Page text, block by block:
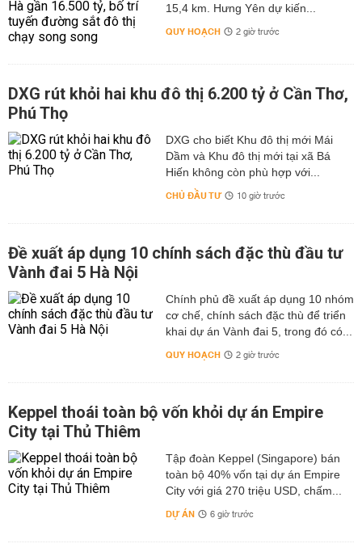
15,4 km. Hưng Yên dự kiến...
QUY HOẠCH 2 giờ trước
DXG rút khỏi hai khu đô thị 6.200 tỷ ở Cần Thơ,
Phú Thọ
DXG cho biết Khu đô thị mới Mái
Dầm và Khu đô thị mới tại xã Bá
Hiến không còn phù hợp với...
CHỦ ĐẦU TƯ 10 giờ trước
Đề xuất áp dụng 10 chính sách đặc thù đầu tư
Vành đai 5 Hà Nội
Chính phủ đề xuất áp dụng 10 nhóm
cơ chế, chính sách đặc thù để triển
khai dự án Vành đai 5, trong đó có...
QUY HOẠCH 2 giờ trước
Keppel thoái toàn bộ vốn khỏi dự án Empire
City tại Thủ Thiêm
Tập đoàn Keppel (Singapore) bán
toàn bộ 40% vốn tại dự án Empire
City với giá 270 triệu USD, chấm...
DỰ ÁN 6 giờ trước